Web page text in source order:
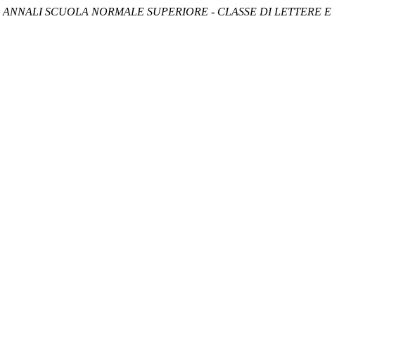
ANNALI SCUOLA NORMALE SUPERIORE - CLASSE DI LETTERE E